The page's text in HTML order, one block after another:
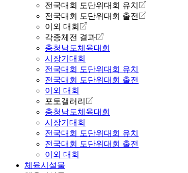
전국대회 도단위대회 유치
전국대회 도단위대회 출전
이외 대회
각종체전 결과
충청남도체육대회
시장기대회
전국대회 도단위대회 유치
전국대회 도단위대회 출전
이외 대회
포토갤러리
충청남도체육대회
시장기대회
전국대회 도단위대회 유치
전국대회 도단위대회 출전
이외 대회
체육시설물